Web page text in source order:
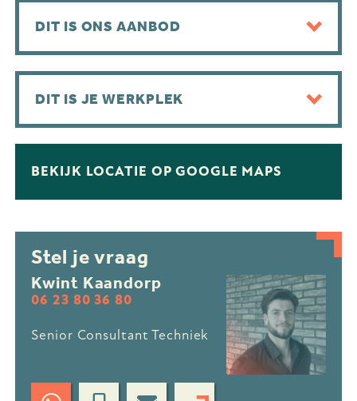
DIT IS ONS AANBOD
DIT IS JE WERKPLEK
BEKIJK LOCATIE OP GOOGLE MAPS
Stel je vraag
Kwint Kaandorp
06 23 80 36 80
Senior Consultant Techniek